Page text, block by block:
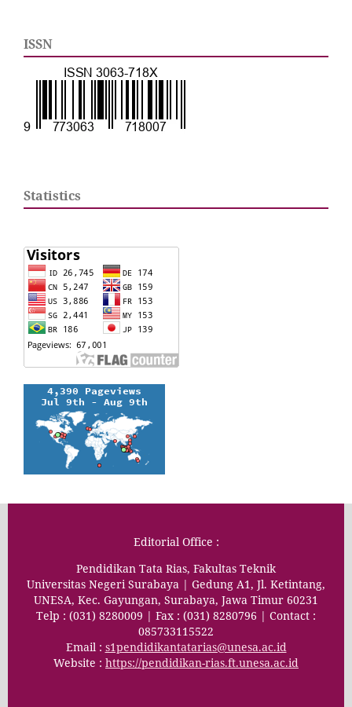
ISSN
Statistics
Editorial Office :
Pendidikan Tata Rias, Fakultas Teknik
Universitas Negeri Surabaya | Gedung A1, Jl. Ketintang,
UNESA, Kec. Gayungan, Surabaya, Jawa Timur 60231
Telp : (031) 8280009 | Fax : (031) 8280796 | Contact :
085733115522
Email : s1pendidikantatarias@unesa.ac.id
Website : https://pendidikan-rias.ft.unesa.ac.id